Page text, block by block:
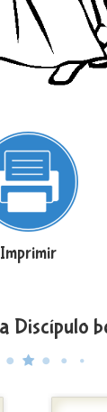
Imprimir
Discípulo